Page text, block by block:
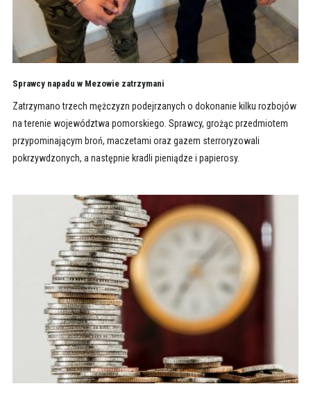
Sprawcy napadu w Mezowie zatrzymani
Zatrzymano trzech mężczyzn podejrzanych o dokonanie kilku rozbojów
na terenie województwa pomorskiego. Sprawcy, grożąc przedmiotem
przypominającym broń, maczetami oraz gazem sterroryzowali
pokrzywdzonych, a następnie kradli pieniądze i papierosy.